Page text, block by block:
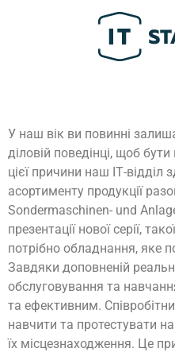
У наш вік ви повинні
діловій поведінці, щоб
цієї причини наш ІТ-відділ
асортименту продукції
Sondermaschinen- und
презентації нової серії,
потрібно обладнання, яке
Завдяки доповненій
обслуговування та
та ефективним.
навчити та протестувати
їх місцезнаходження. Це